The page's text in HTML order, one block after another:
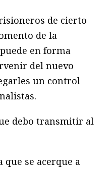
de cierto
de la
en forma
del nuevo
un control
debo transmitir al
se acerque a